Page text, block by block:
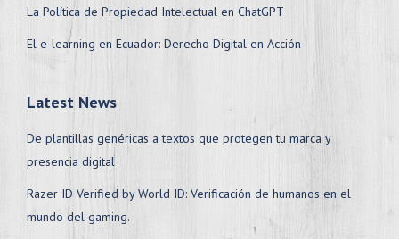
La Política de Propiedad Intelectual en ChatGPT
El e-learning en Ecuador: Derecho Digital en Acción
Latest News
De plantillas genéricas a textos que protegen tu marca y
presencia digital
Razer ID Verified by World ID: Verificación de humanos en el
mundo del gaming.